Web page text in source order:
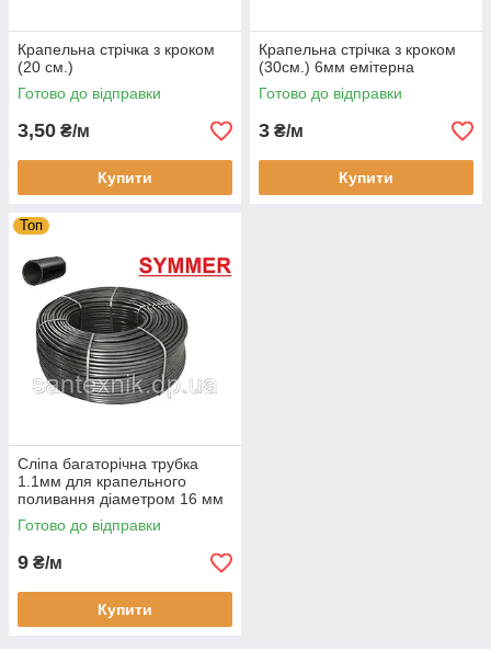
Крапельна стрічка з кроком
(20 см.)
Готово до відправки
3,50 ₴/м
Купити
Крапельна стрічка з кроком
(30см.) 6мм емітерна
Готово до відправки
3 ₴/м
Купити
Топ
Сліпа багаторічна трубка
1.1мм для крапельного
поливання діаметром 16 мм
Готово до відправки
9 ₴/м
Купити